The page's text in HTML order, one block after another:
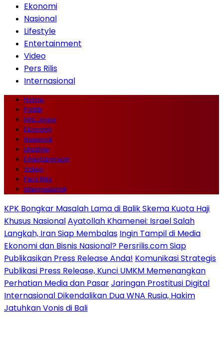
Ekonomi
Nasional
Lifestyle
Entertainment
Video
Pers Rilis
Internasional
Home
Politik
Info Jogja
Ekonomi
Nasional
Lifestyle
Entertainment
Video
Pers Rilis
Internasional
KPK Bongkar Masalah Lama di Balik Skema Kuota Haji
Khusus NasionalAyatollah Khamenei: Israel Salah
Langkah, Iran Siap Membalas Ingin Tampil di Media
Ekonomi dan Bisnis Nasional? Persrilis.com Siap
Publikasikan Press Release Anda! Komunikasi Strategis
Publikasi Press Release, Kunci UMKM Memenangkan
Perhatian Media dan PasarJaringan Prostitusi Digital
Internasional Dikendalikan Dua WNA Rusia, Hakim
Jatuhkan Vonis di Bali